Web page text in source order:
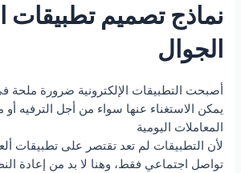
نماذج تصميم تطبيقات
الجوال
يمكن الاستغناء عنها سواء من أجل الترفيه
المعاملات اليومية
تواصل اجتماعي فقط، وهنا لا بد من إعادة